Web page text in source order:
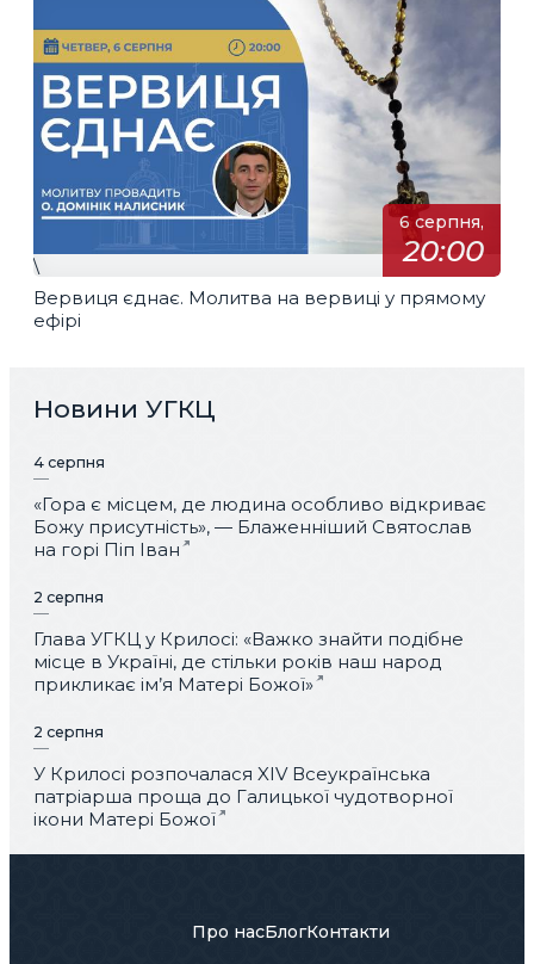
6 серпня,
20:00
\
Вервиця єднає. Молитва на вервиці у прямому
ефірі
Новини УГКЦ
4 серпня
«Гора є місцем, де людина особливо відкриває
Божу присутність», — Блаженніший Святослав
на горі Піп Іван
2 серпня
Глава УГКЦ у Крилосі: «Важко знайти подібне
місце в Україні, де стільки років наш народ
прикликає ім’я Матері Божої»
2 серпня
У Крилосі розпочалася XIV Всеукраїнська
патріарша проща до Галицької чудотворної
ікони Матері Божої
Про насБлогКонтакти